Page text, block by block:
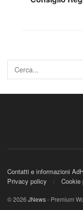
Contatti e informazioni
Privacy policy
Cookie
© 2026 JNews- Premium